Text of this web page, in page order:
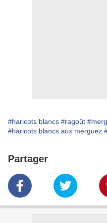
#haricots blancs #ragoût
#haricots blancs aux merguez
Partager